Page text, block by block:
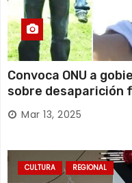
Convoca ONU a
sobre desaparición
Mar 13, 2025
CULTURA REGIONAL